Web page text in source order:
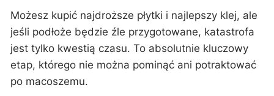
Możesz kupić najdroższe płytki i najlepszy klej, ale
jeśli podłoże będzie źle przygotowane, katastrofa
jest tylko kwestią czasu. To absolutnie kluczowy
etap, którego nie można pominąć ani potraktować
po macoszemu.